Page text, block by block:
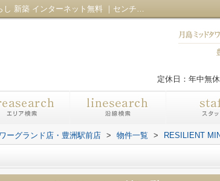
RESILIENT MINATO(リジリエント湊)｜新富町 1LDK 二人暮らし 新築 インターネット無料 ｜センチュリー21ロータスアセットパートナーズ月島ミッドタワーグランド店・豊洲駅前店
定休日：年中無
ーグランド店・豊洲駅前店 > 物件一覧 > RESILIENT